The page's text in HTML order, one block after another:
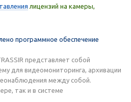
лицензий на камеры,
программное обеспечение
представляет собой
для видеомониторинга, архивации
между собой.
так и в системе